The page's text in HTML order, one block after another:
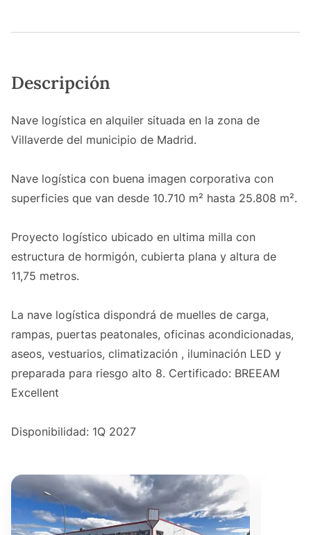
Descripción
Nave logística en alquiler situada en la zona de
Villaverde del municipio de Madrid.
Nave logística con buena imagen corporativa con
superficies que van desde 10.710 m² hasta 25.808 m².
Proyecto logístico ubicado en ultima milla con
estructura de hormigón, cubierta plana y altura de
11,75 metros.
La nave logística dispondrá de muelles de carga,
rampas, puertas peatonales, oficinas acondicionadas,
aseos, vestuarios, climatización , iluminación LED y
preparada para riesgo alto 8. Certificado: BREEAM
Excellent
Disponibilidad: 1Q 2027